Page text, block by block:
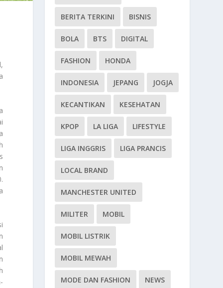
BERITA TERKINI BISNIS
BOLA BTS DIGITAL
FASHION HONDA
INDONESIA JEPANG JOGJA
KECANTIKAN KESEHATAN
KPOP LA LIGA LIFESTYLE
LIGA INGGRIS LIGA PRANCIS
LOCAL BRAND
MANCHESTER UNITED
MILITER MOBIL
MOBIL LISTRIK
MOBIL MEWAH
MODE DAN FASHION NEWS